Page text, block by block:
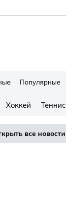
Популярные
Хоккей Теннис
все новости